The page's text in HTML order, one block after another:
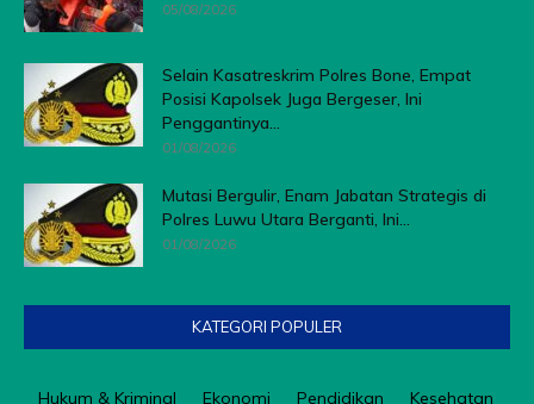
05/08/2026
Selain Kasatreskrim Polres Bone, Empat
Posisi Kapolsek Juga Bergeser, Ini
Penggantinya...
01/08/2026
Mutasi Bergulir, Enam Jabatan Strategis di
Polres Luwu Utara Berganti, Ini...
01/08/2026
KATEGORI POPULER
Hukum & Kriminal Ekonomi Pendidikan Kesehatan